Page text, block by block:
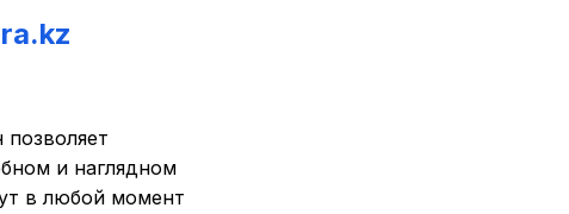
и наглядном
в любой момент